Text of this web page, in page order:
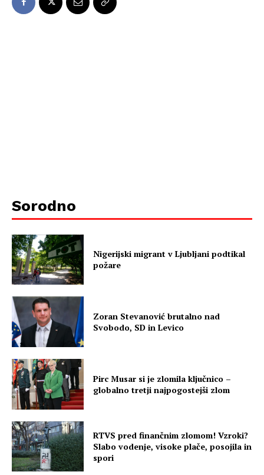
Sorodno
Nigerijski migrant v Ljubljani podtikal
požare
Zoran Stevanović brutalno nad
Svobodo, SD in Levico
Pirc Musar si je zlomila ključnico –
globalno tretji najpogostejši zlom
RTVS pred finančnim zlomom! Vzroki?
Slabo vodenje, visoke plače, posojila in
spori